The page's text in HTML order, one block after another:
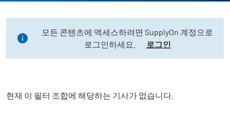
모든 콘텐츠에 액세스하려면 SupplyOn 계정으로
로그인하세요.
로그인
현재 이 필터 조합에 해당하는 기사가 없습니다.